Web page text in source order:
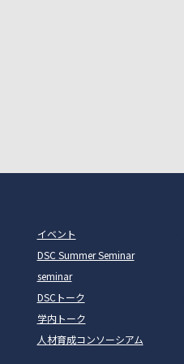
イベント
DSC Summer Seminar
seminar
DSCトーク
学内トーク
人材育成コンソーシアム